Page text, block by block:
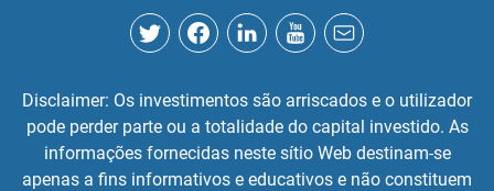
Disclaimer: Os investimentos são arriscados e o utilizador
pode perder parte ou a totalidade do capital investido. As
informações fornecidas neste sítio Web destinam-se
apenas a fins informativos e educativos e não constituem